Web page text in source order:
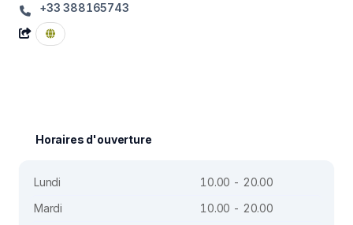
+33 388165743
Horaires d'ouverture
Lundi
10.00 - 20.00
Mardi
10.00 - 20.00